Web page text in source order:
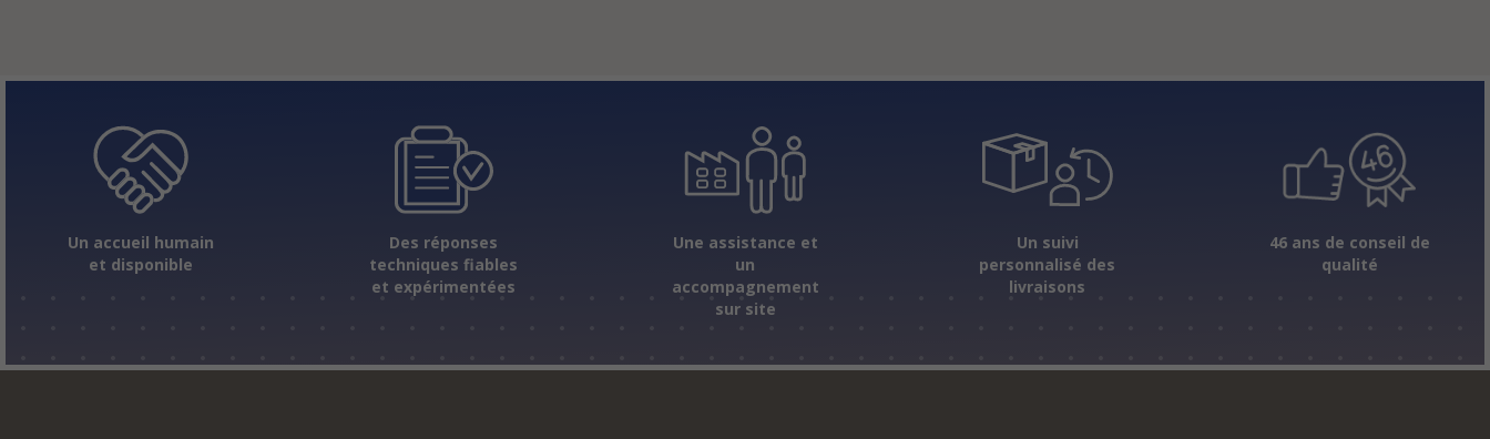
Un accueil humain
et disponible
Des réponses
techniques fiables
et expérimentées
Une assistance et
un
accompagnement
sur site
Un suivi
personnalisé des
livraisons
46 ans de conseil de
qualité